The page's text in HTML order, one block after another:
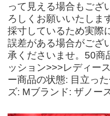
って見える場合もござ
ろしくお願いいたしま
採寸しているため実際
誤差がある場合がござ
承くださいませ。50商
ッション>>>レディー
ー商品の状態: 目立っ
ズ: Mブランド: ザノー